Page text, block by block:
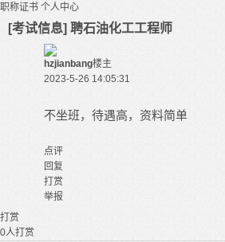
职称证书 个人中心
[考试信息] 聘石油化工工程师
hzjianbang楼主
2023-5-26 14:05:31
不坐班，待遇高，资料简单
点评
回复
打赏
举报
打赏
0人打赏